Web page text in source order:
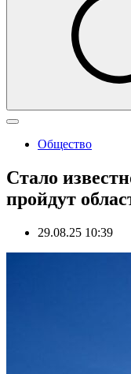
Общество
Стало
пройдут
29.08.25 10:39